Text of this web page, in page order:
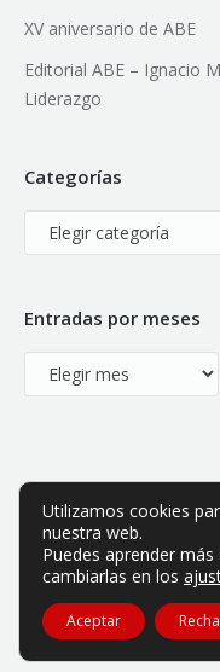
XV aniversario de ABE
Editorial ABE – Ignacio
Liderazgo
Categorías
Categorías
Entradas por meses
Entradas
por
ABE es una
Utilizamos cookies
nuestra web.
Puedes aprender
cambiarlas en los
Aceptar